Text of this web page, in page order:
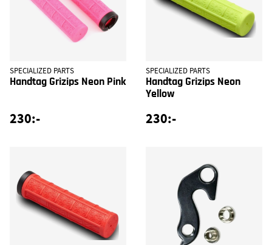
SPECIALIZED PARTS
Handtag Grizips Neon Pink
230:-
SPECIALIZED PARTS
Handtag Grizips Neon
Yellow
230:-